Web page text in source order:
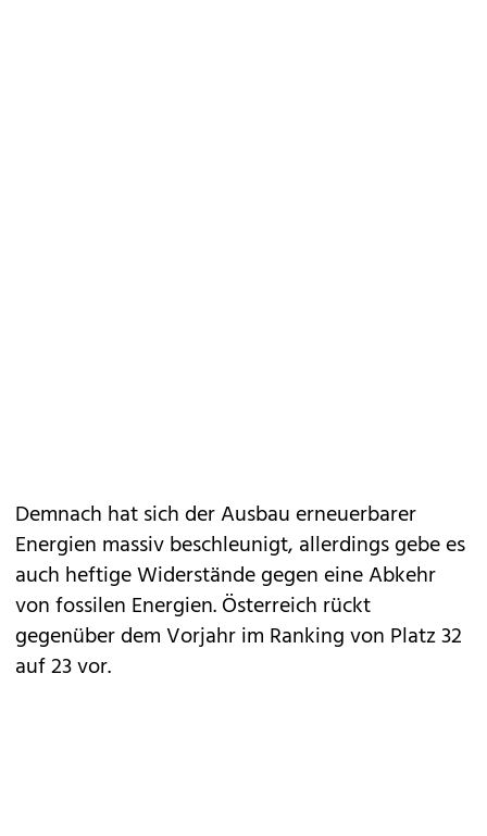
Demnach hat sich der Ausbau erneuerbarer
Energien massiv beschleunigt, allerdings gebe es
auch heftige Widerstände gegen eine Abkehr
von fossilen Energien. Österreich rückt
gegenüber dem Vorjahr im Ranking von Platz 32
auf 23 vor.